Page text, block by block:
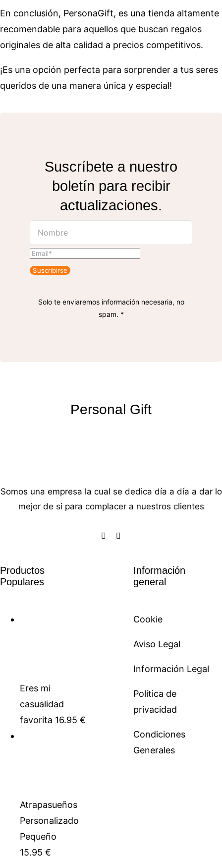
En conclusión, PersonaGift, es una tienda altamente
recomendable para aquellos que buscan regalos
originales de alta calidad a precios competitivos.
¡Es una opción perfecta para sorprender a tus seres
queridos de una manera única y especial!
Suscríbete a nuestro
boletín para recibir
actualizaciones.
Suscribirse
Solo te enviaremos información necesaria, no
spam. *
Personal Gift
Somos una empresa la cual se dedica día a día a dar lo
mejor de si para complacer a nuestros clientes
Productos
Populares
Eres mi
casualidad
favorita 16.95 €
Atrapasueños
Personalizado
Pequeño
15.95 €
Información
general
Cookie
Aviso Legal
Información Legal
Política de
privacidad
Condiciones
Generales